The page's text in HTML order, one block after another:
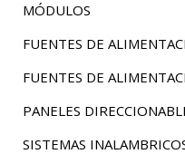
MÓDULOS
FUENTES DE
FUENTES DE
PANELES
SISTEMAS